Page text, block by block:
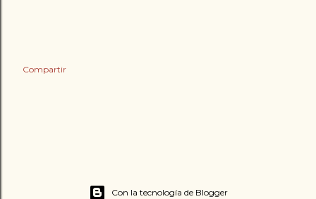
Compartir
Con la tecnología de Blogger